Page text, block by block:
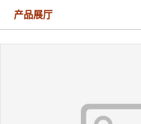
产品展厅